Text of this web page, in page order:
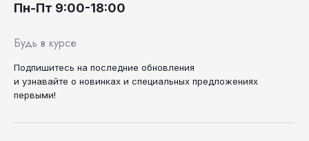
Пн-Пт 9:00-18:00
Будь в курсе
Подпишитесь на последние обновления
и узнавайте о новинках и специальных предложениях
первыми!